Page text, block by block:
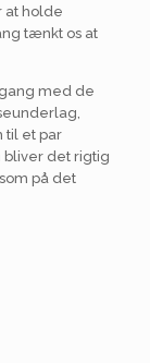
at holde
tænkt os at
med de
til et par
bliver det rigtig
på det